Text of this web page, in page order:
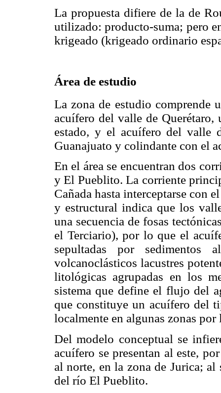
La propuesta difiere de la de
utilizado: producto-suma; pero
krigeado (krigeado ordinario
Área de estudio
La zona de estudio comprende
acuífero del valle de
estado, y el acuífero del valle
Guanajuato y colindante con el
En el área se encuentran dos
y El Pueblito. La corriente
Cañada hasta interceptarse con
y estructural indica que los
una secuencia de fosas
el Terciario), por lo que el
sepultadas por
volcanoclásticos lacustres
litológicas agrupadas en los
sistema que define el flujo del
que constituye un acuífero del
localmente en algunas zonas
Del modelo conceptual se
acuífero se presentan al este,
al norte, en la zona de Jurica;
del río El Pueblito.